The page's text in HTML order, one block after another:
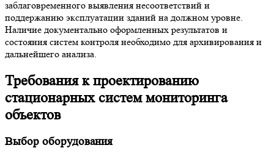
заблаговременного выявления несоответствий и
поддержанию эксплуатации зданий на должном уровне.
Наличие документально оформленных результатов и
состояния систем контроля необходимо для архивирования и
дальнейшего анализа.
Требования к проектированию
стационарных систем мониторинга
объектов
Выбор оборудования